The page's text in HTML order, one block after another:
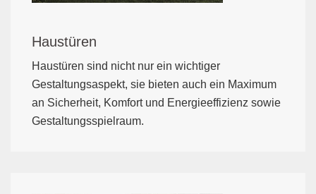
Haustüren
Haustüren sind nicht nur ein wichtiger
Gestaltungsaspekt, sie bieten auch ein Maximum
an Sicherheit, Komfort und Energieeffizienz sowie
Gestaltungsspielraum.